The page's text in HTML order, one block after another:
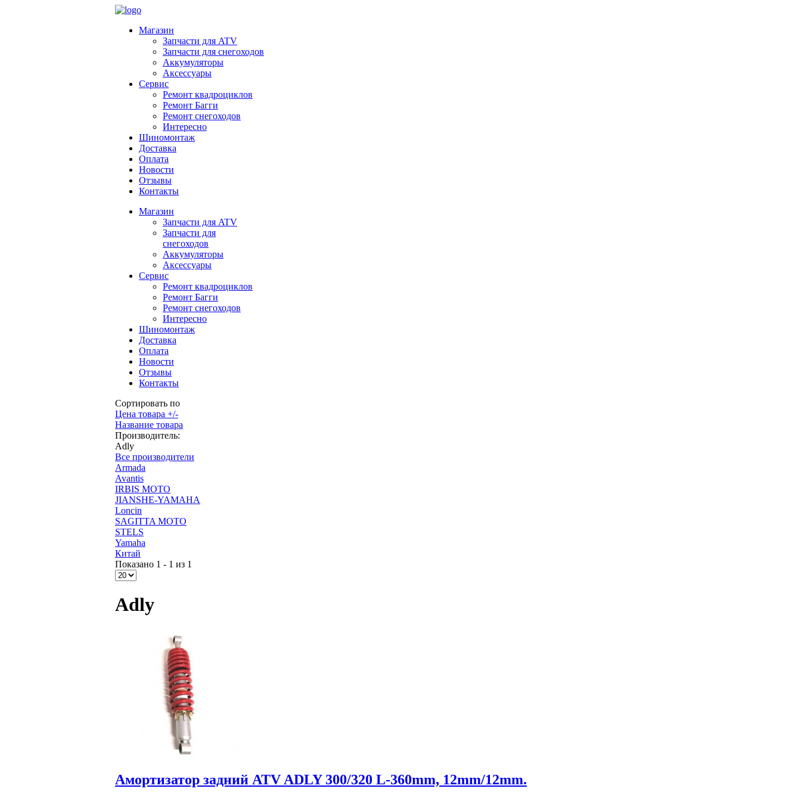
Магазин
Запчасти для ATV
Запчасти для снегоходов
Аккумуляторы
Аксессуары
Сервис
Ремонт квадроциклов
Ремонт Багги
Ремонт снегоходов
Интересно
Шиномонтаж
Доставка
Оплата
Новости
Отзывы
Контакты
Магазин
Запчасти для ATV
Запчасти для
снегоходов
Аккумуляторы
Аксессуары
Сервис
Ремонт квадроциклов
Ремонт Багги
Ремонт снегоходов
Интересно
Шиномонтаж
Доставка
Оплата
Новости
Отзывы
Контакты
Сортировать по
Цена товара +/-
Название товара
Производитель:
Adly
Все производители
Armada
Avantis
IRBIS MOTO
JIANSHE-YAMAHA
Loncin
SAGITTA MOTO
STELS
Yamaha
Китай
Показано 1 - 1 из 1
Adly
Амортизатор задний ATV ADLY 300/320 L-360mm, 12mm/12mm.